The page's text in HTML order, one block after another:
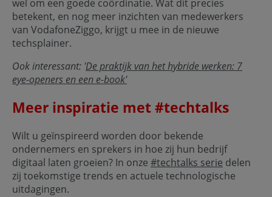
wel om een goede coördinatie. Wat dit precies
betekent, en nog meer inzichten van medewerkers
van VodafoneZiggo, krijgt u mee in de nieuwe
techsplainer.
Ook interessant: 'De praktijk van het hybride werken: 7
eye-openers en een e-book'
Meer inspiratie met #techtalks
Wilt u geïnspireerd worden door bekende
ondernemers en sprekers in hoe zij hun bedrijf
digitaal laten groeien? In onze #techtalks serie delen
zij toekomstige trends en actuele technologische
uitdagingen.